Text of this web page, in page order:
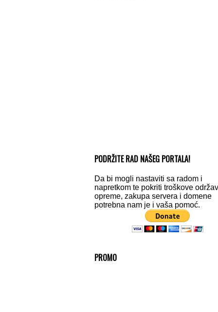
PODRŽITE RAD NAŠEG PORTALA!
Da bi mogli nastaviti sa radom i
napretkom te pokriti troškove
opreme, zakupa servera i domene
potrebna nam je i vaša pomoć.
PROMO